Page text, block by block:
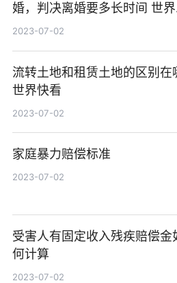
婚，判决离婚要多长时间 世界
消息
2023-07-02
流转土地和租赁土地的区别在
世界快看
2023-07-02
家庭暴力赔偿标准
2023-07-02
受害人有固定收入残疾赔偿金
何计算
2023-07-02